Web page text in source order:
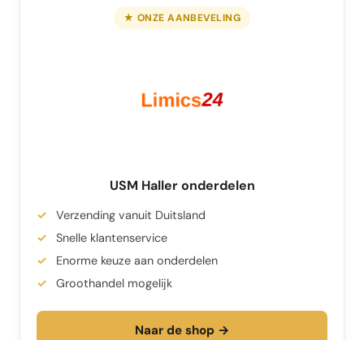
★ ONZE AANBEVELING
USM Haller onderdelen
Verzending vanuit Duitsland
Snelle klantenservice
Enorme keuze aan onderdelen
Groothandel mogelijk
Naar de shop →